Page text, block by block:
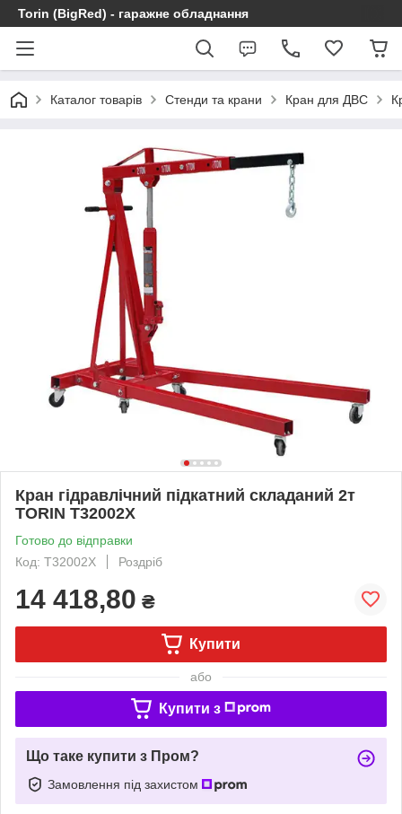
Torin (BigRed) - гаражне обладнання
Каталог товарів Стенди та крани Кран для ДВС
Кран гідравлічний підкатний складаний 2т
TORIN T32002X
Готово до відправки
Код: T32002X
Роздріб
14 418,80 ₴
Купити
або
Купити з
Що таке купити з Пром?
Замовлення під захистом